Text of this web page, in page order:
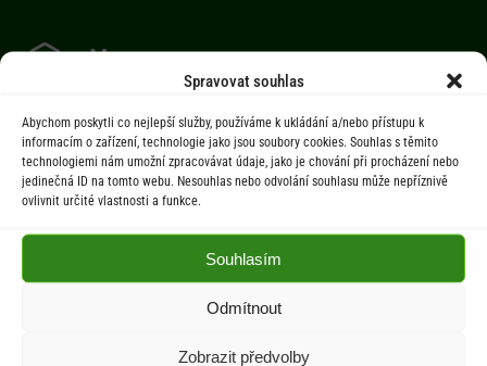
Spravovat souhlas
Abychom poskytli co nejlepší služby, používáme k ukládání a/nebo přístupu k
informacím o zařízení, technologie jako jsou soubory cookies. Souhlas s těmito
technologiemi nám umožní zpracovávat údaje, jako je chování při procházení nebo
jedinečná ID na tomto webu. Nesouhlas nebo odvolání souhlasu může nepříznivě
ovlivnit určité vlastnosti a funkce.
Souhlasím
Odmítnout
Zobrazit předvolby
Menu
Úřad
Úřední deska
Obec
Občan
Aktuality
Kontakty